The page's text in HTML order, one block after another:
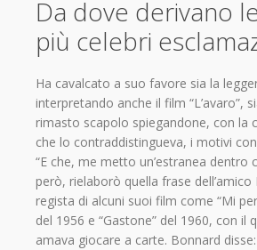
Da dove derivano
più celebri
Ha cavalcato a suo favore sia la
interpretando anche il film “L’avaro”,
rimasto scapolo spiegandone, con la
che lo contraddistingueva, i motivi
“E che, me metto un’estranea dentro
però, rielaborò quella frase
regista di alcuni suoi film come “Mi
del 1956 e “Gastone” del 1960, con il
amava giocare a carte. Bonnard